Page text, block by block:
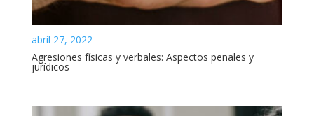
abril 27, 2022
Agresiones físicas y verbales: Aspectos penales y
jurídicos